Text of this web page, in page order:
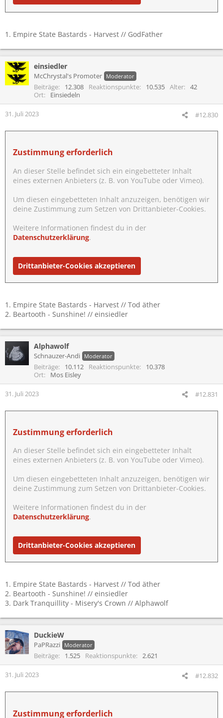
1. Empire State Bastards - Harvest // GodFather
einsiedler
McChrystal's Promoter Moderator
Beiträge 12.308 Reaktionspunkte 10.535 Alter
42
Ort
Einsiedeln
31. Juli 2023 #12.830
Zustimmung erforderlich
An dieser Stelle befindet sich ein eingebetteter Inhalt
eines externen Anbieters (z. B. von YouTube oder Vimeo).
Um diesen eingebetteten Inhalt anzuzeigen, benötigen wir
deine Zustimmung zum Setzen von Drittanbieter-Cookies.
Weitere Informationen findest du in der
Datenschutzerklärung.
Drittanbieter-Cookies akzeptieren
1. Empire State Bastards - Harvest // Tod äther
2. Beartooth - Sunshine! // einsiedler
Alphawolf
Schnauzer-Andi Moderator
Beiträge 10.112 Reaktionspunkte
10.378
Ort
Mos Eisley
31. Juli 2023 #12.831
Zustimmung erforderlich
An dieser Stelle befindet sich ein eingebetteter Inhalt
eines externen Anbieters (z. B. von YouTube oder Vimeo).
Um diesen eingebetteten Inhalt anzuzeigen, benötigen wir
deine Zustimmung zum Setzen von Drittanbieter-Cookies.
Weitere Informationen findest du in der
Datenschutzerklärung.
Drittanbieter-Cookies akzeptieren
1. Empire State Bastards - Harvest // Tod äther
2. Beartooth - Sunshine! // einsiedler
3. Dark Tranquillity - Misery's Crown // Alphawolf
DuckieW
PaPRazzi Moderator
Beiträge 1.525 Reaktionspunkte 2.621
31. Juli 2023 #12.832
Zustimmung erforderlich